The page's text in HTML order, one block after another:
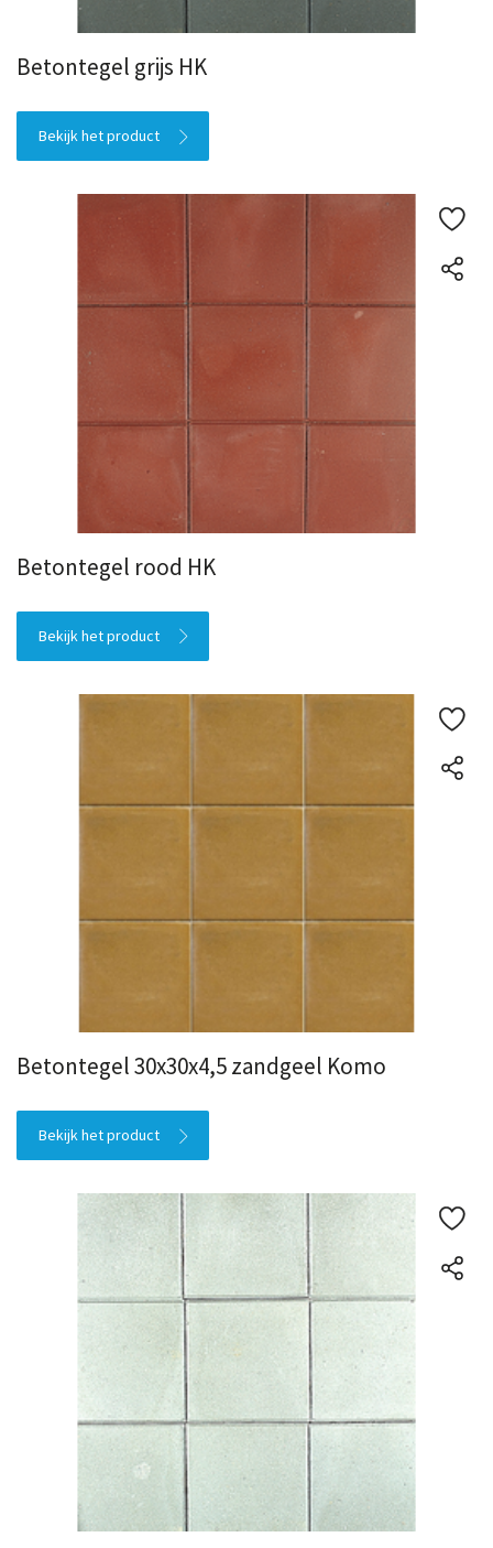
Betontegel grijs HK
Bekijk het product
Betontegel rood HK
Bekijk het product
Betontegel 30x30x4,5 zandgeel Komo
Bekijk het product